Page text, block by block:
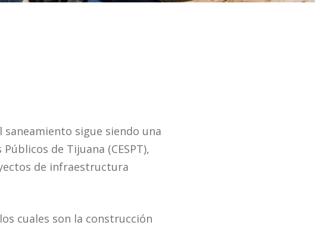
saneamiento sigue siendo una
de Tijuana (CESPT),
de infraestructura
cuales son la construcción